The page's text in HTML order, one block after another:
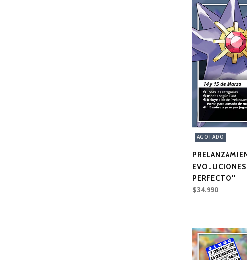
AGOTADO
PERFECTO''
$34.990